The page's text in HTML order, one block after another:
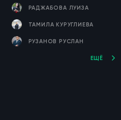
РАДЖАБОВА ЛУИЗА
ТАМИЛА КУРУГЛИЕВА
РУЗАНОВ РУСЛАН
ЕЩЁ